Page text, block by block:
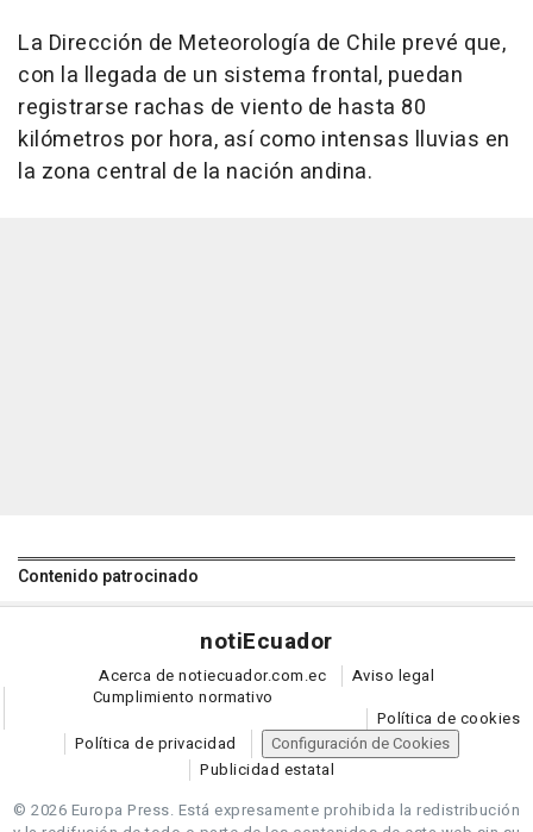
La Dirección de Meteorología de Chile prevé que,
con la llegada de un sistema frontal, puedan
registrarse rachas de viento de hasta 80
kilómetros por hora, así como intensas lluvias en
la zona central de la nación andina.
Contenido patrocinado
notiEcuador
Acerca de notiecuador.com.ec
Aviso legal
Cumplimiento normativo
Política de cookies
Política de privacidad
Configuración de Cookies
Publicidad estatal
© 2026 Europa Press. Está expresamente prohibida la redistribución